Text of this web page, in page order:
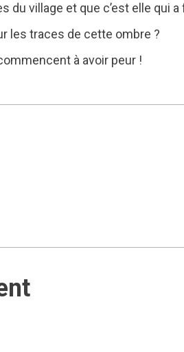
du village et que c’est elle qui
les traces de cette ombre ?
à avoir peur !